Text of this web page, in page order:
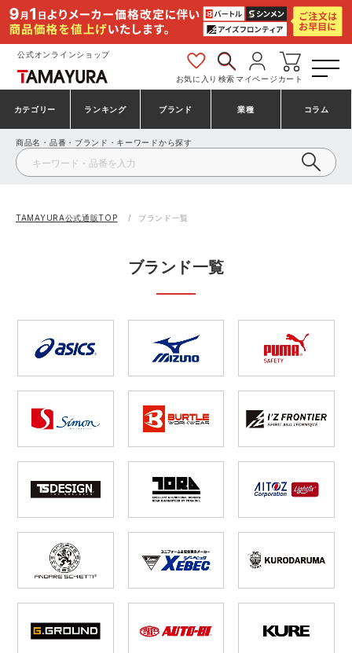
公式オンラインショップ
お気に入り 検索マイページ カート
カテゴリー
安全靴・作業靴
シューズ
防寒着
アウトドア・スポーツ
ワークスーツ
コンプレッションウェア
安全保護具
ランキング
安全靴ランキング
安全靴スニーカーランキング
ミズノ安全靴ランキング
アウトドアウェアランキング
つなぎランキング
空調服ランキング
コンプレッションウェアランキング
作業用ポロシャツランキング
ブランド
アシックス
プーマ コンバース（CONVERSE）
バートル
寅壱 アイトス株式会社
クロダルマ 桑和
山田辰 クレヒフク
おたふく手袋
住商モンブラン ボンマックス
GUSH FORCE CUP
業種
建設・建築作業服
製造・工場作業服
農作業服
配達・営業作業服
自動車整備士作業服
DIY・日曜大工作業服
飲食店ユニフォーム
運送・倉庫作業服
コラム
商品名・品番・ブランド・キーワードから探す
TAMAYURA公式通販TOP ブランド一覧
ブランド一覧